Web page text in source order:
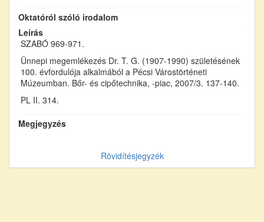
Oktatóról szóló irodalom
Leírás
SZABÓ 969-971.
Ünnepi megemlékezés Dr. T. G. (1907-1990) születésének
100. évfordulója alkalmából a Pécsi Várostörténeti
Múzeumban. Bőr- és cipőtechnika, -piac, 2007/3. 137-140.
PL II. 314.
Megjegyzés
Rövidítésjegyzék